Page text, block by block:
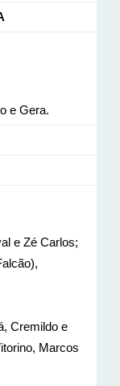
e Gera.
e Zé Carlos;
Cremildo e
Marcos